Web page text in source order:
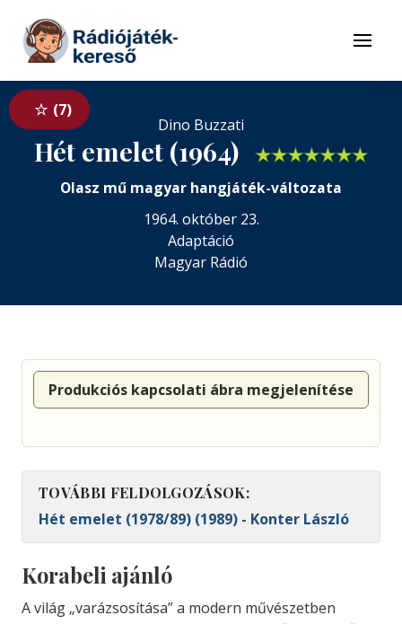
Tovább a tartalomhoz
Menü
7
Dino Buzzati
Hét emelet (1964) ★★★★★★★
Olasz mű magyar hangjáték-változata
1964. október 23.
Adaptáció
Magyar Rádió
Produkciós kapcsolati ábra megjelenítése
TOVÁBBI FELDOLGOZÁSOK:
Hét emelet (1978/89) (1989) - Konter László
Korabeli ajánló
A világ „varázsosítása” a modern művészetben